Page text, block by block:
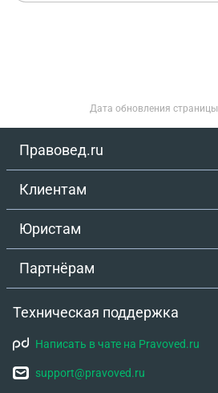
Дата обновления страницы
Правовед.ru
Клиентам
Юристам
Партнёрам
Техническая поддержка
Написать в чате на Pravoved.ru
support@pravoved.ru